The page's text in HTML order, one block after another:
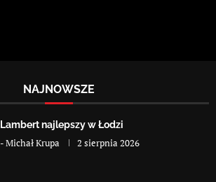
NAJNOWSZE
Lambert najlepszy w Łodzi
-Michał Krupa 2 sierpnia 2026